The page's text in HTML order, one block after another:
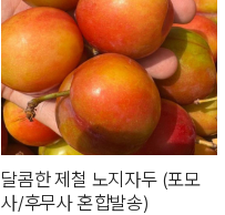
달콤한 제철 노지자두 (포모
사/후무사 혼합발송)